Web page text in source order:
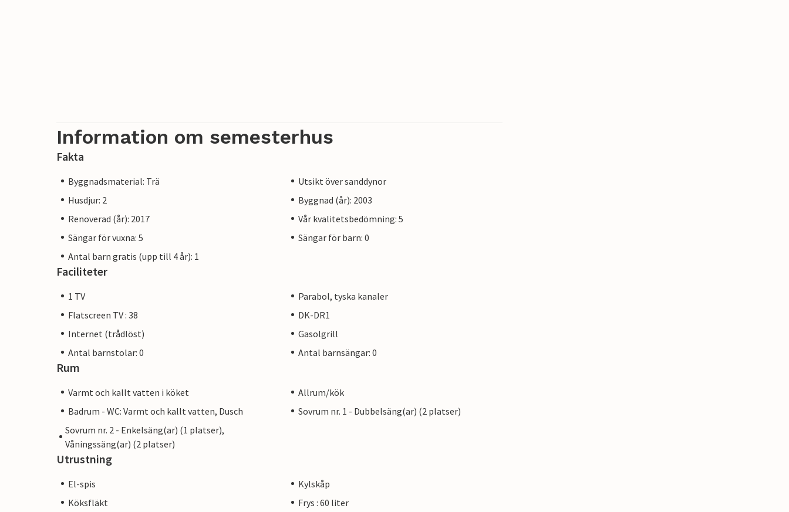
Information om semesterhus
Fakta
Byggnadsmaterial: Trä
Utsikt över sanddynor
Husdjur: 2
Byggnad (år): 2003
Renoverad (år): 2017
Vår kvalitetsbedömning: 5
Sängar för vuxna: 5
Sängar för barn: 0
Antal barn gratis (upp till 4 år): 1
Faciliteter
1 TV
Parabol, tyska kanaler
Flatscreen TV : 38
DK-DR1
Internet (trådlöst)
Gasolgrill
Antal barnstolar: 0
Antal barnsängar: 0
Rum
Varmt och kallt vatten i köket
Allrum/kök
Badrum - WC: Varmt och kallt vatten, Dusch
Sovrum nr. 1 - Dubbelsäng(ar) (2 platser)
Sovrum nr. 2 - Enkelsäng(ar) (1 platser),
Våningssäng(ar) (2 platser)
Utrustning
El-spis
Kylskåp
Köksfläkt
Frys : 60 liter